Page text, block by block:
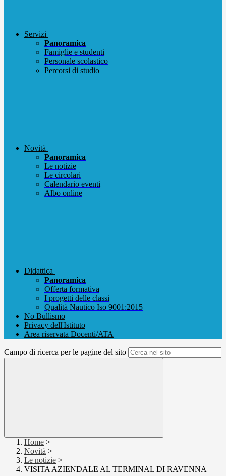
Servizi
Panoramica
Famiglie e studenti
Personale scolastico
Percorsi di studio
Novità
Panoramica
Le notizie
Le circolari
Calendario eventi
Albo online
Didattica
Panoramica
Offerta formativa
I progetti delle classi
Qualità Nautico Iso 9001:2015
No Bullismo
Privacy dell'Istituto
Area riservata Docenti/ATA
Campo di ricerca per le pagine del sito
Home >
Novità >
Le notizie >
VISITA AZIENDALE AL TERMINAL DI RAVENNA